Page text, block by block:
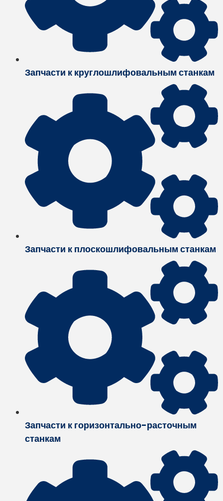
Запчасти к круглошлифовальным станкам
Запчасти к плоскошлифовальным станкам
Запчасти к горизонтально-расточным
станкам